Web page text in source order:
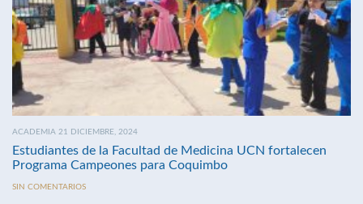
ACADEMIA 21 DICIEMBRE, 2024
Estudiantes de la Facultad de Medicina UCN fortalecen
Programa Campeones para Coquimbo
SIN COMENTARIOS